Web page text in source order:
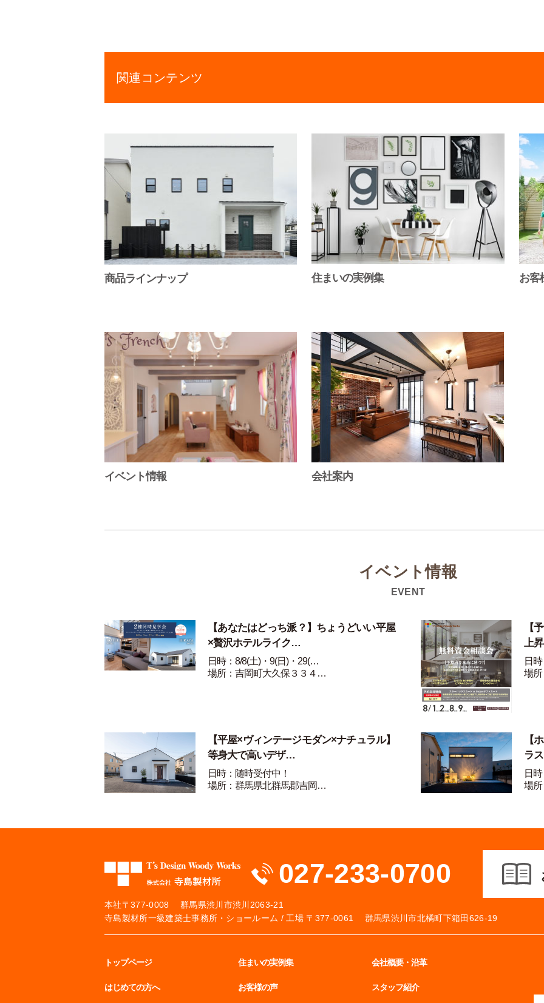
関連コンテンツ
商品ラインナップ 住まいの実例集 お客
イベント情報 会社案内
イベント情報
EVENT
【あなたはどっち派？】ちょうどいい平屋
×贅沢ホテルライク…
日時：8/8(土)・9(日)・29(…
場所：吉岡町大久保３３４…
【
上
日
場
【平屋×ヴィンテージモダン×ナチュラル】
等身大で高いデザ…
日時：随時受付中！
場所：群馬県北群馬郡吉岡…
【
ラ
日
場
本社〒377-0008 群馬県渋川市渋川2063-21
寺島製材所一級建築士事務所・ショールーム / 工場 〒377-0061 群馬県渋川市北橘町下箱田626-19
027-233-0700
トップページ
はじめての方へ
住まいの実例集
お客様の声
会社概要・沿革
スタッフ紹介